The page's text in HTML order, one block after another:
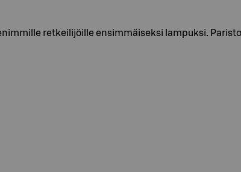
retkeilijöille ensimmäiseksi lampuksi.